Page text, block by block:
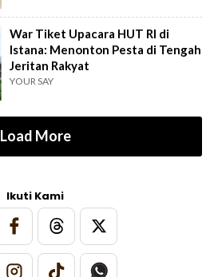
War Tiket Upacara HUT RI di
Istana: Menonton Pesta di Tengah
Jeritan Rakyat
YOUR SAY
Load More
Ikuti Kami